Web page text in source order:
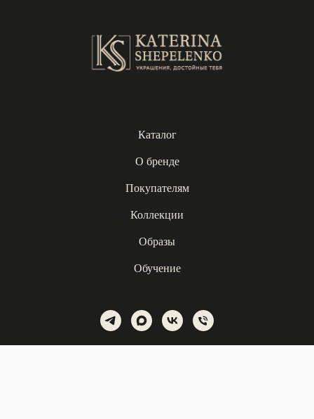
Каталог
О бренде
Покупателям
Коллекции
Образы
Обучение